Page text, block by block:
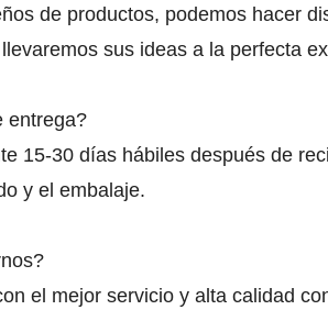
de productos, podemos hacer
sus ideas a la perfecta
entrega?
15-30 días hábiles después de
y el embalaje.
el mejor servicio y alta calidad